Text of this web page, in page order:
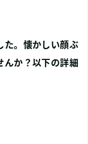
た。懐かしい顔ぶ
んか？以下の詳細